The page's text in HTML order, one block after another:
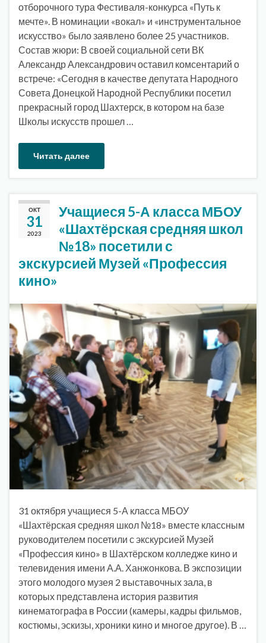
отборочного тура Фестиваля-конкурса «Путь к
мечте». В номинации «вокал» и «инструментальное
искусство» было заявлено более 25 участников.
Состав жюри: В своей социальной сети ВК
Александр Александрович оставил комсентарий о
встрече: «Сегодня в качестве депутата Народного
Совета Донецкой Народной Республики посетил
прекрасный город Шахтерск, в котором на базе
Школы искусств прошел …
Читать далее
ОКТ
31
2023
Учащиеся 5-А класса МБОУ
«Шахтёрская средняя школ
№18» посетили с
экскурсией Музей «Профессия
кино»
31 октября учащиеся 5-А класса МБОУ
«Шахтёрская средняя школ №18» вместе классным
руководителем посетили с экскурсией Музей
«Профессия кино» в Шахтёрском колледже кино и
телевидения имени А.А. Ханжонкова. В экспозиции
этого молодого музея 2 выставочных зала, в
которых представлена история развития
кинематографа в России (камеры, кадры фильмов,
костюмы, эскизы, хроники кино и многое другое). В …